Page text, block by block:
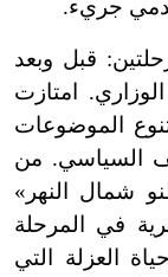
جريء.
قبل وبعد
الوزاري. امتازت
الموضوعات
السياسي. من
شمال النهر»
في المرحلة
العزلة التي